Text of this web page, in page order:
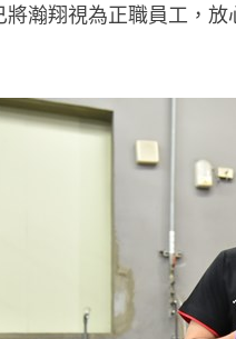
將瀚翔視為正職員工，